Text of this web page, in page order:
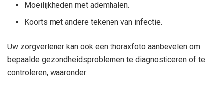
Moeilijkheden met ademhalen.
Koorts met andere tekenen van infectie.
Uw zorgverlener kan ook een thoraxfoto aanbevelen om
bepaalde gezondheidsproblemen te diagnosticeren of te
controleren, waaronder: